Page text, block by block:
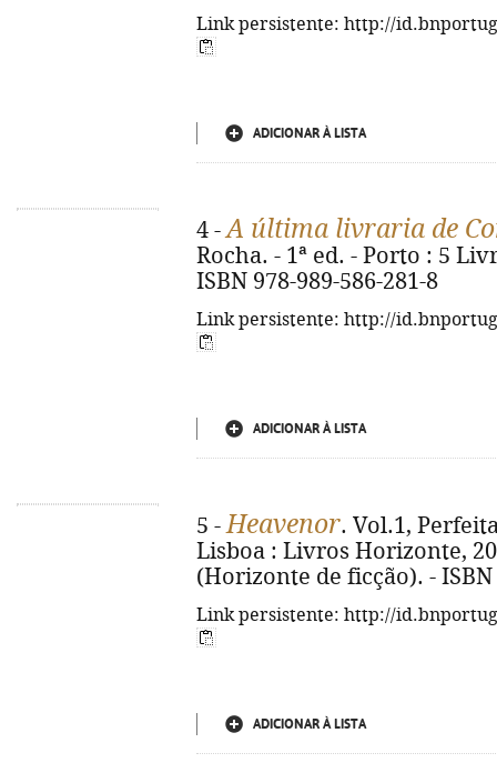
Link persistente: http://
ADICIONAR À LISTA
4 -A última livraria de
Rocha. - 1ª ed. - Porto : 5
ISBN 978-989-586-281-8
Link persistente: http://
ADICIONAR À LISTA
5 -Heavenor. Vol.1,
Lisboa : Livros Horizonte,
(Horizonte de ficção). - ISBN
Link persistente: http://
ADICIONAR À LISTA